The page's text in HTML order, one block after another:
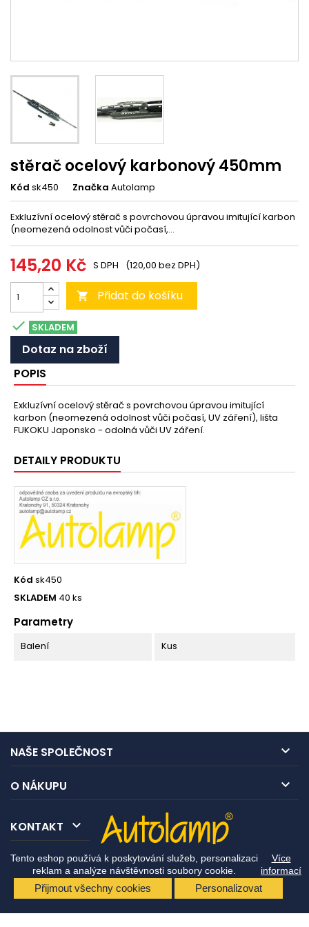
Tento eshop používá k poskytování služeb, personalizaci
reklam a analýze návštěvnosti soubory cookie.
Více
informací
Přijmout všechny cookies Personalizovat
stěrač ocelový karbonový 450mm
Kód sk450 Značka Autolamp
Exkluzívní ocelový stěrač s povrchovou úpravou imitující karbon
(neomezená odolnost vůči počasí,...
145,20 Kč S DPH (120,00 bez DPH)
 Přidat do košíku
 SKLADEM
Dotaz na zboží
POPIS
Exkluzívní ocelový stěrač s povrchovou úpravou imitující
karbon (neomezená odolnost vůči počasí, UV záření), lišta
FUKOKU Japonsko - odolná vůči UV záření.
DETAILY PRODUKTU
Kód sk450
SKLADEM 40 ks
Parametry
Balení Kus
NAŠE SPOLEČNOST 
O NÁKUPU 
KONTAKT 